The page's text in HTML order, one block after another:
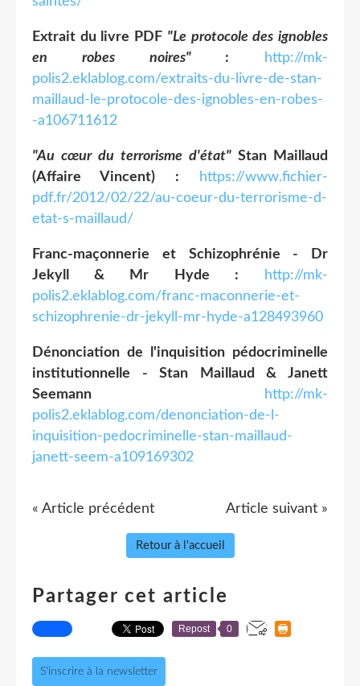
Extrait du livre PDF "Le protocole des ignobles
en robes noires":
http://mk-
polis2.eklablog.com/extraits-du-livre-de-stan-
maillaud-le-protocole-des-ignobles-en-robes-
-a106711612
"Au cœur du terrorisme d'état" Stan Maillaud
(Affaire Vincent) :
https://www.fichier-
pdf.fr/2012/02/22/au-coeur-du-terrorisme-d-
etat-s-maillaud/
Franc-maçonnerie et Schizophrénie - Dr
Jekyll & Mr Hyde :
http://mk-
polis2.eklablog.com/franc-maconnerie-et-
schizophrenie-dr-jekyll-mr-hyde-a128493960
Dénonciation de l'inquisition pédocriminelle
institutionnelle - Stan Maillaud & Janett
Seemann
http://mk-
polis2.eklablog.com/denonciation-de-l-
inquisition-pedocriminelle-stan-maillaud-
janett-seem-a109169302
« Article précédent Article suivant »
Retour à l'accueil
Partager cet article
Repost 0
S'inscrire à la newsletter